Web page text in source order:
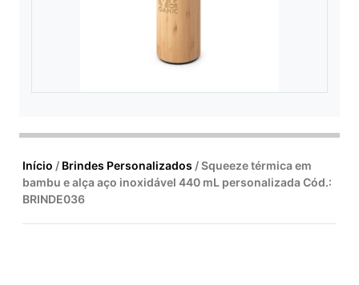
Início / Brindes Personalizados / Squeeze térmica em
bambu e alça aço inoxidável 440 mL personalizada Cód.:
BRINDE036